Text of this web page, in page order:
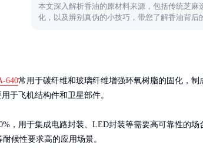
本文深入解析香油的原材料来源，包括传统芝麻
化，以及辨别真伪的小技巧，带您了解香油背后
640常用于碳纤维和玻璃纤维增强环氧树脂的固化，
于飞机结构件和卫星部件。
，用于集成电路封装、LED封装等需要高可靠性的
候性要求高的应用场景。